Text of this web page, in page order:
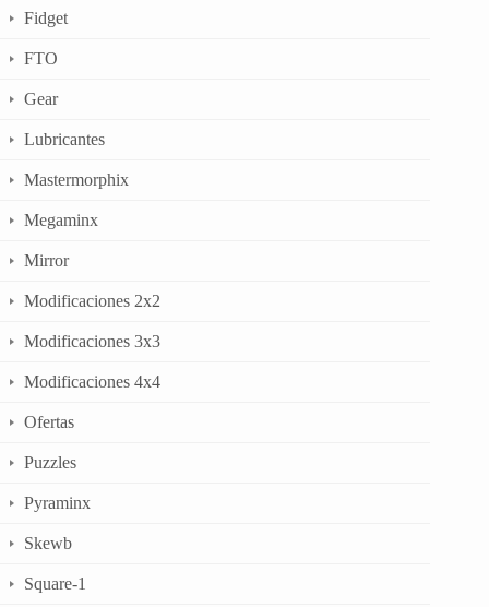
Fidget
FTO
Gear
Lubricantes
Mastermorphix
Megaminx
Mirror
Modificaciones 2x2
Modificaciones 3x3
Modificaciones 4x4
Ofertas
Puzzles
Pyraminx
Skewb
Square-1